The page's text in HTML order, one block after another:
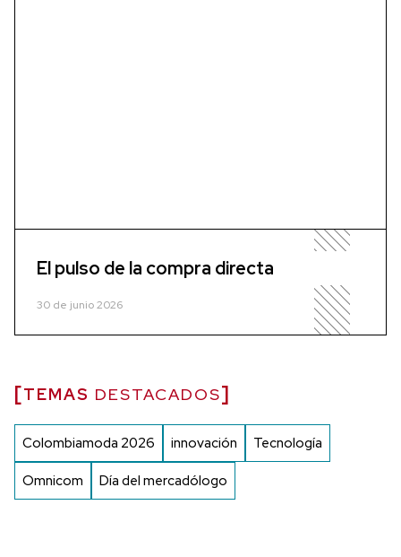
El pulso de la compra directa
30 de junio 2026
TEMAS DESTACADOS
Colombiamoda 2026 innovación Tecnología
Omnicom Día del mercadólogo